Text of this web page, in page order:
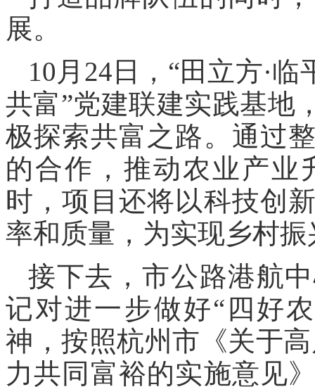
展。
10月24日，“田立方·
共富”党建联建实践基地
极探索共富之路。通过
的合作，推动农业产业
时，项目还将以科技创
率和质量，为实现乡村
接下去，市公路港航
记对进一步做好“四好
神，按照杭州市《关于
力共同富裕的实施意见